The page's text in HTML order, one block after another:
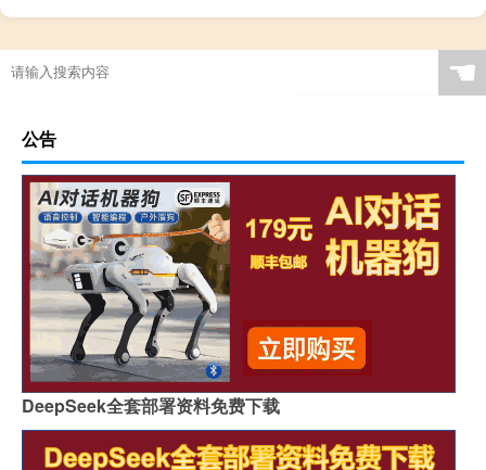
☚
公告
DeepSeek全套部署资料免费下载